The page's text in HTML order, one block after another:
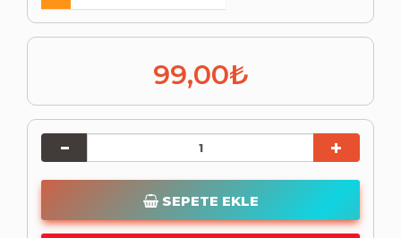
99,00₺
SEPETE EKLE